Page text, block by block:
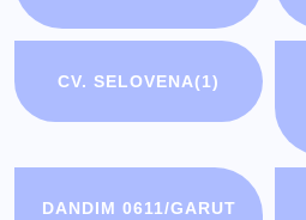
CV. SELOVENA(1)
DANDIM 0611/GARUT